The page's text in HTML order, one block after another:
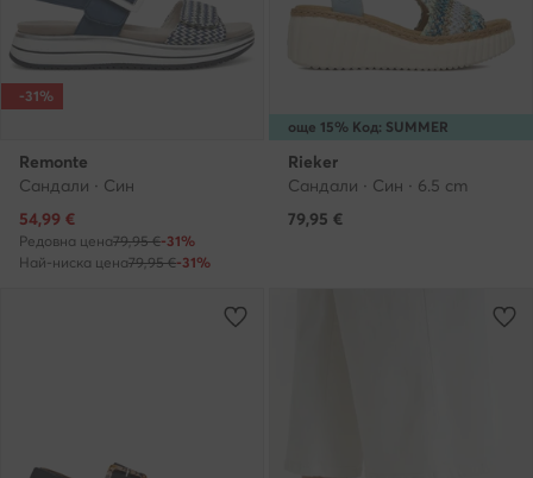
-31%
Remonte
Сандали · Син
Актуална цена
54,99 €
Редовна цена79,95 €-31%
Най-ниска цена79,95 €-31%
още 15% Код: SUMMER
Rieker
Сандали · Син · 6.5 cm
79,95 €